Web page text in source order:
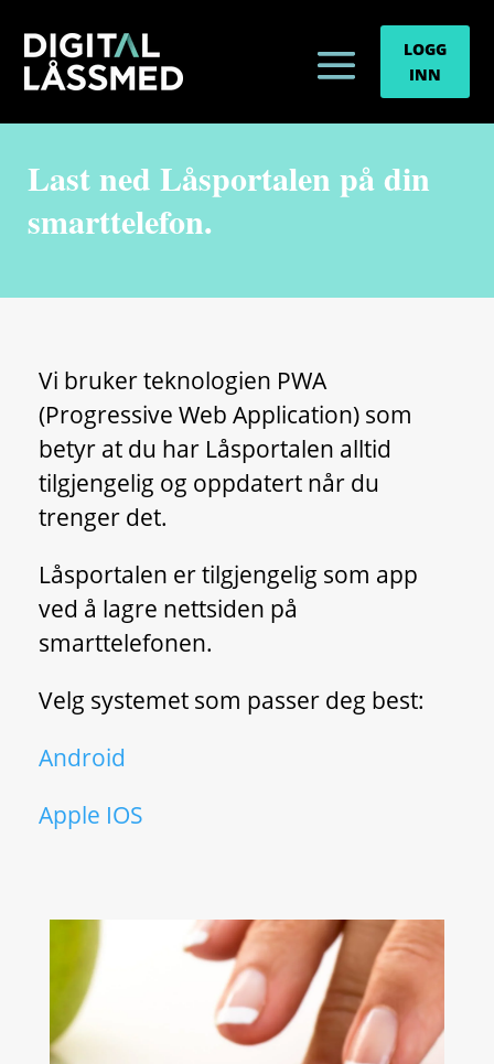
LOGG
INN
Last ned Låsportalen på din
smarttelefon.
Vi bruker teknologien PWA
(Progressive Web Application) som
betyr at du har Låsportalen alltid
tilgjengelig og oppdatert når du
trenger det.
Låsportalen er tilgjengelig som app
ved å lagre nettsiden på
smarttelefonen.
Velg systemet som passer deg best:
Android
Apple IOS